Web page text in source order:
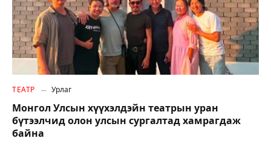
ТЕАТР Урлаг
Монгол Улсын хүүхэлдэйн театрын уран
бүтээлчид олон улсын сургалтад хамрагдаж
байна